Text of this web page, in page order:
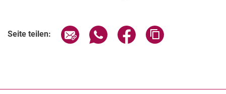
Seite teilen: Seite über E-Mail teilen
Seite über WhatsApp teilen
Seite über Facebook